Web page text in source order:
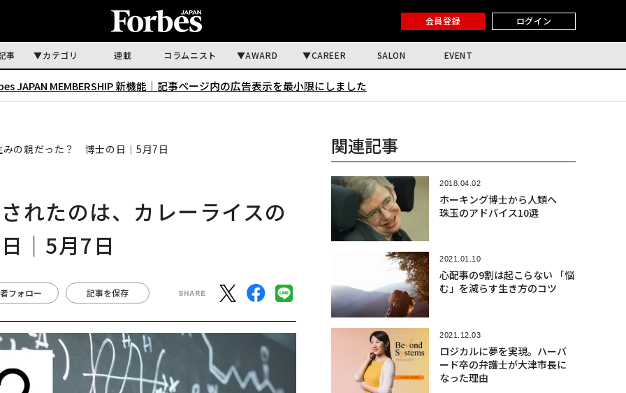
会員登録 ログイン
事 カテゴリ 連載 コラムニスト AWARD CAREER SALON EVENT
JAPAN MEMBERSHIP 新機能｜ 記事ページ内の広告表示を最小限にしました
みの親だった？ 博士の日｜5月7日
れたのは、カレーライスの
｜5月7日
フォロー 記事を保存
関連記事
2018.04.02
ホーキング博士から人類へ
珠玉のアドバイス10選
2021.01.10
心配事の9割は起こらない 「悩
む」を減らす生き方のコツ
2021.12.03
ロジカルに夢を実現。ハーバ
ード卒の弁護士が大津市長に
なった理由